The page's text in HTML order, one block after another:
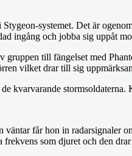
systemet. Det är
ingång och jobba sig uppåt
till fängelset med
vilket drar till sig
kvarvarande
får hon in radarsignaler
frekvens som djuret och den